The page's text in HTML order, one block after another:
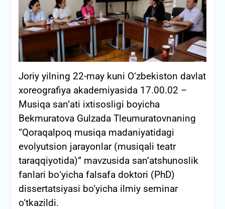
Joriy yilning 22-may kuni O‘zbekiston davlat
xoreografiya akademiyasida 17.00.02 –
Musiqa san’ati ixtisosligi boyicha
Bekmuratova Gulzada Tleumuratovnaning
“Qoraqalpoq musiqa madaniyatidagi
evolyutsion jarayonlar (musiqali teatr
taraqqiyotida)” mavzusida san’atshunoslik
fanlari boʻyicha falsafa doktori (PhD)
dissertatsiyasi bo‘yicha ilmiy seminar
o‘tkazildi.